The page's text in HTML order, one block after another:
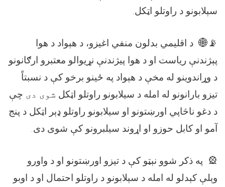
سېلابونو د راوتلو اټکل.
📡🌐 د اقلیمي بدلون منفي اغیزو، د هېواد د هوا
پېژندنې ریاست او د هوا پیژندنې نړیوالو معتبرو ارګانونو
د وړاندوینو له مخې د هېواد په ځينو برخو کې د نسبتاً
تیزو بارانونو له امله د سيلابونو راوتلو اټکل شوی دی چې
د دغو ناڅاپي اورښتونو او سیلابونو راوتلو ډېر اټکل د پنج
آمو او کابل حوزو او اړوند سیلبرونو کې شوی دی.
🎡 په ذکر شوو نېټو کې د تیزو اورښتونو او د واورو
وېلې کېدلو له امله د سېلابونو د راوتلو احتمال او د اوبو